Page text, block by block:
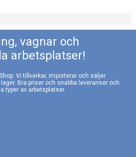
vagnar och
arbetsplatser!
Vi tillverkar, importerar och säljer
Bra priser och snabba leveranser och
typer av arbetsplatser.